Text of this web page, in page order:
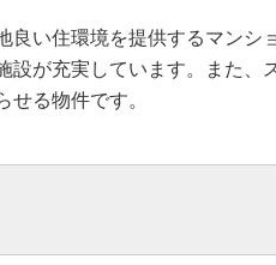
い住環境を提供するマン
が充実しています。また
る物件です。